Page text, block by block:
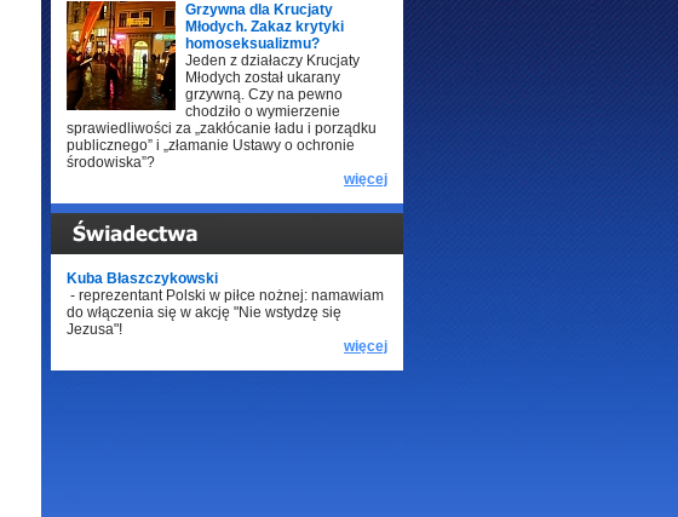
Grzywna dla Krucjaty
Młodych. Zakaz krytyki
homoseksualizmu?
Jeden z działaczy Krucjaty
Młodych został ukarany
grzywną. Czy na pewno
chodziło o wymierzenie
sprawiedliwości za „zakłócanie ładu i porządku
publicznego” i „złamanie Ustawy o ochronie
środowiska”?
więcej
Kuba Błaszczykowski
- reprezentant Polski w piłce nożnej: namawiam
do włączenia się w akcję "Nie wstydzę się
Jezusa"!
więcej